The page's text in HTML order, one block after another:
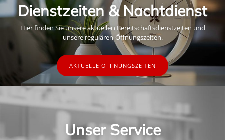
Dienstzeiten & Nachtdienst
Hier finden Sie unsere aktuellen Bereitschaftsdienstzeiten und
unsere regulären Öffnungszeiten.
AKTUELLE ÖFFNUNGSZEITEN
Unser Service